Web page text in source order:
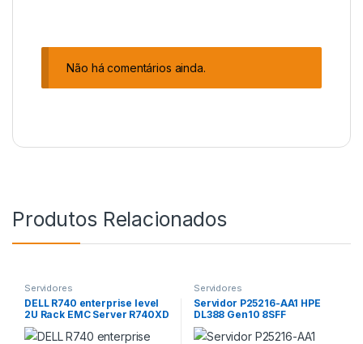
Não há comentários ainda.
Produtos Relacionados
Servidores
DELL R740 enterprise level
2U Rack EMC Server R740XD
4208 4210 16G 2TB Storage
Server
Servidores
Servidor P25216-AA1 HPE
DL388 Gen10 8SFF